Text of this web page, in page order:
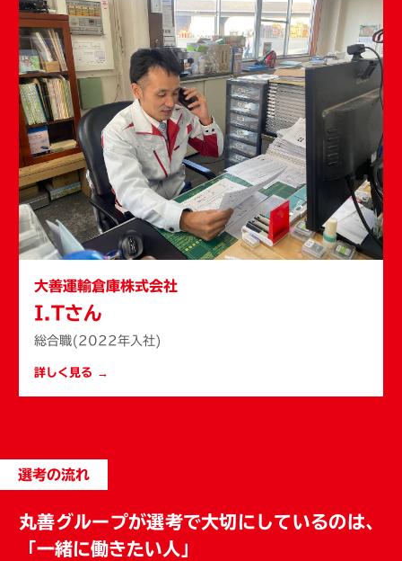
大善運輸倉庫株式会社
I.Tさん
総合職(2022年入社)
詳しく見る
選考の流れ
丸善グループが選考で大切にしているのは、
「一緒に働きたい人」